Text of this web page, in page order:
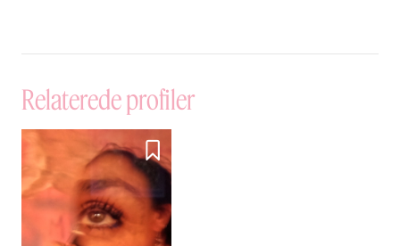
Relaterede profiler
